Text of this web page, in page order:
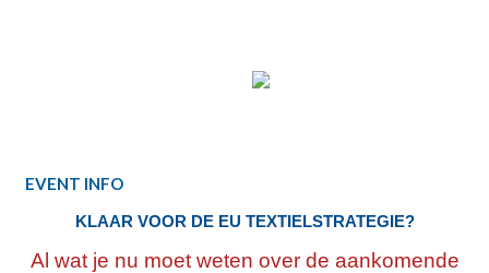
EVENT INFO
KLAAR VOOR DE EU TEXTIELSTRATEGIE?
Al wat je nu moet weten over de aankomende